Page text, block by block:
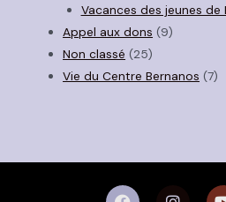
Vacances des jeunes de
Appel aux dons (9)
Non classé (25)
Vie du Centre Bernanos (7)